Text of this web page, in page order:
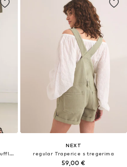
Barrel Traperice s naborima 'Souffle'
NEXT
regular Traperice s tregerima
59,00 €